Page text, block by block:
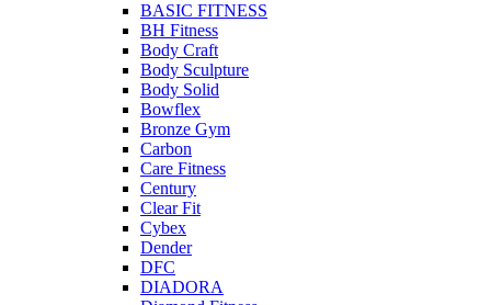
BASIC FITNESS
BH Fitness
Body Craft
Body Sculpture
Body Solid
Bowflex
Bronze Gym
Carbon
Care Fitness
Century
Clear Fit
Cybex
Dender
DFC
DIADORA